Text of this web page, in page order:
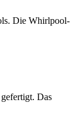
Die Whirlpool-
Das